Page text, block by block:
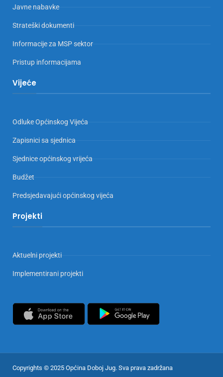
Javne nabavke
Strateški dokumenti
Informacije za MSP sektor
Pristup informacijama
Vijeće
Odluke Općinskog Vijeća
Zapisnici sa sjednica
Sjednice općinskog vrijeća
Budžet
Predsjedavajući općinskog vijeća
Projekti
Aktuelni projekti
Implementirani projekti
Copyrights © 2025 Općina Doboj Jug. Sva prava zadržana